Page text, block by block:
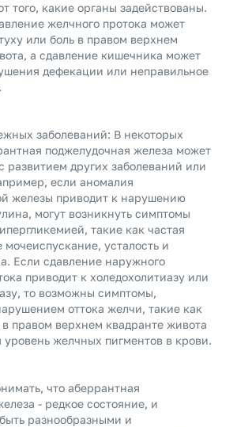
того, какие органы задействованы.
желчного протока может
или боль в правом верхнем
а сдавление кишечника может
дефекации или неправильное
заболеваний: В некоторых
поджелудочная железа может
развитием других заболеваний или
если аномалия
железы приводит к нарушению
могут возникнуть симптомы
такие как частая
мочеиспускание, усталость и
Если сдавление наружного
приводит к холедохолитиазу или
то возможны симптомы,
оттока желчи, такие как
в правом верхнем квадранте живота
желчных пигментов в крови.
что аберрантная
- редкое состояние, и
разнообразными и